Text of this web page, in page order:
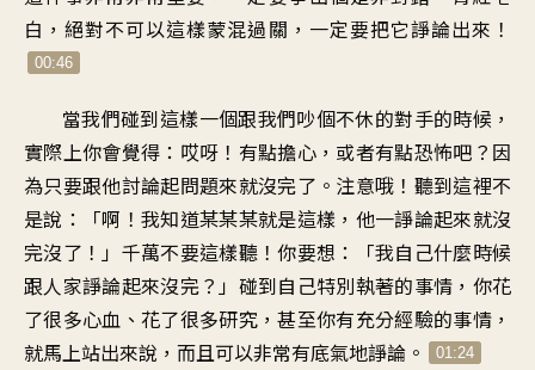
白 ，絕對不可以這樣蒙混過關 ， 一定要把它諍論出來 ！
00:46
當我們碰到這樣一個跟我們吵個不休的對手的時候 ，
實際上你會覺得 ： 哎呀 ！ 有點擔心 ， 或者有點恐怖吧 ？ 因
為只要跟他討論起問題來就沒完了 。 注意哦 ！ 聽到這裡不
是說 ：「啊 ！我知道某某某就是這樣 ， 他一諍論起來就沒
完沒了 ！」 千萬不要這樣聽 ！你要想 ：「我自己什麼時候
跟人家諍論起來沒完？」 碰到自己特別執著的事情 ， 你花
了很多心血 、花了很多研究 ，甚至你有充分經驗的事情 ，
就馬上站出來說 ， 而且可以非常有底氣地諍論 。 01:24